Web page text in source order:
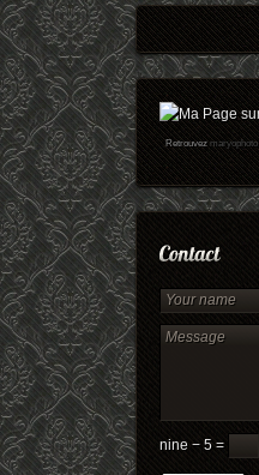
Retrouvezmaryophoto
nine − 5 =